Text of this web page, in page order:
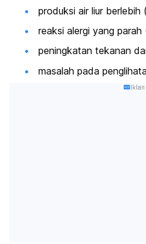
produksi air liur berlebih
reaksi alergi yang
peningkatan tekanan
masalah pada
Iklan